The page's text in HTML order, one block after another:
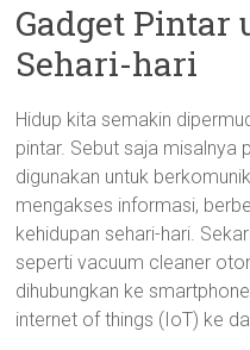
Gadget Pintar
Sehari-hari
Hidup kita semakin
pintar. Sebut saja misalnya
digunakan untuk
mengakses informasi,
kehidupan sehari-hari.
seperti vacuum cleaner
dihubungkan ke
internet of things (IoT) ke